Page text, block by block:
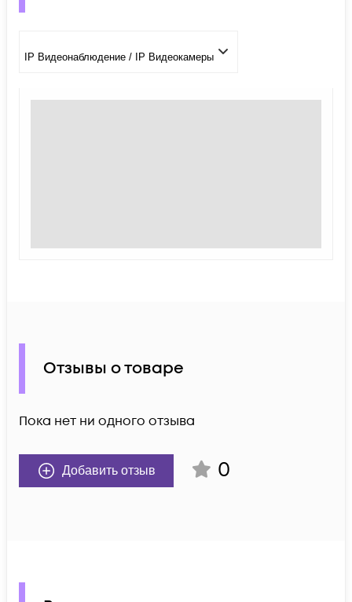
IP Видеонаблюдение / IP Видеокамеры
Отзывы о товаре
Пока нет ни одного отзыва
Добавить отзыв 0